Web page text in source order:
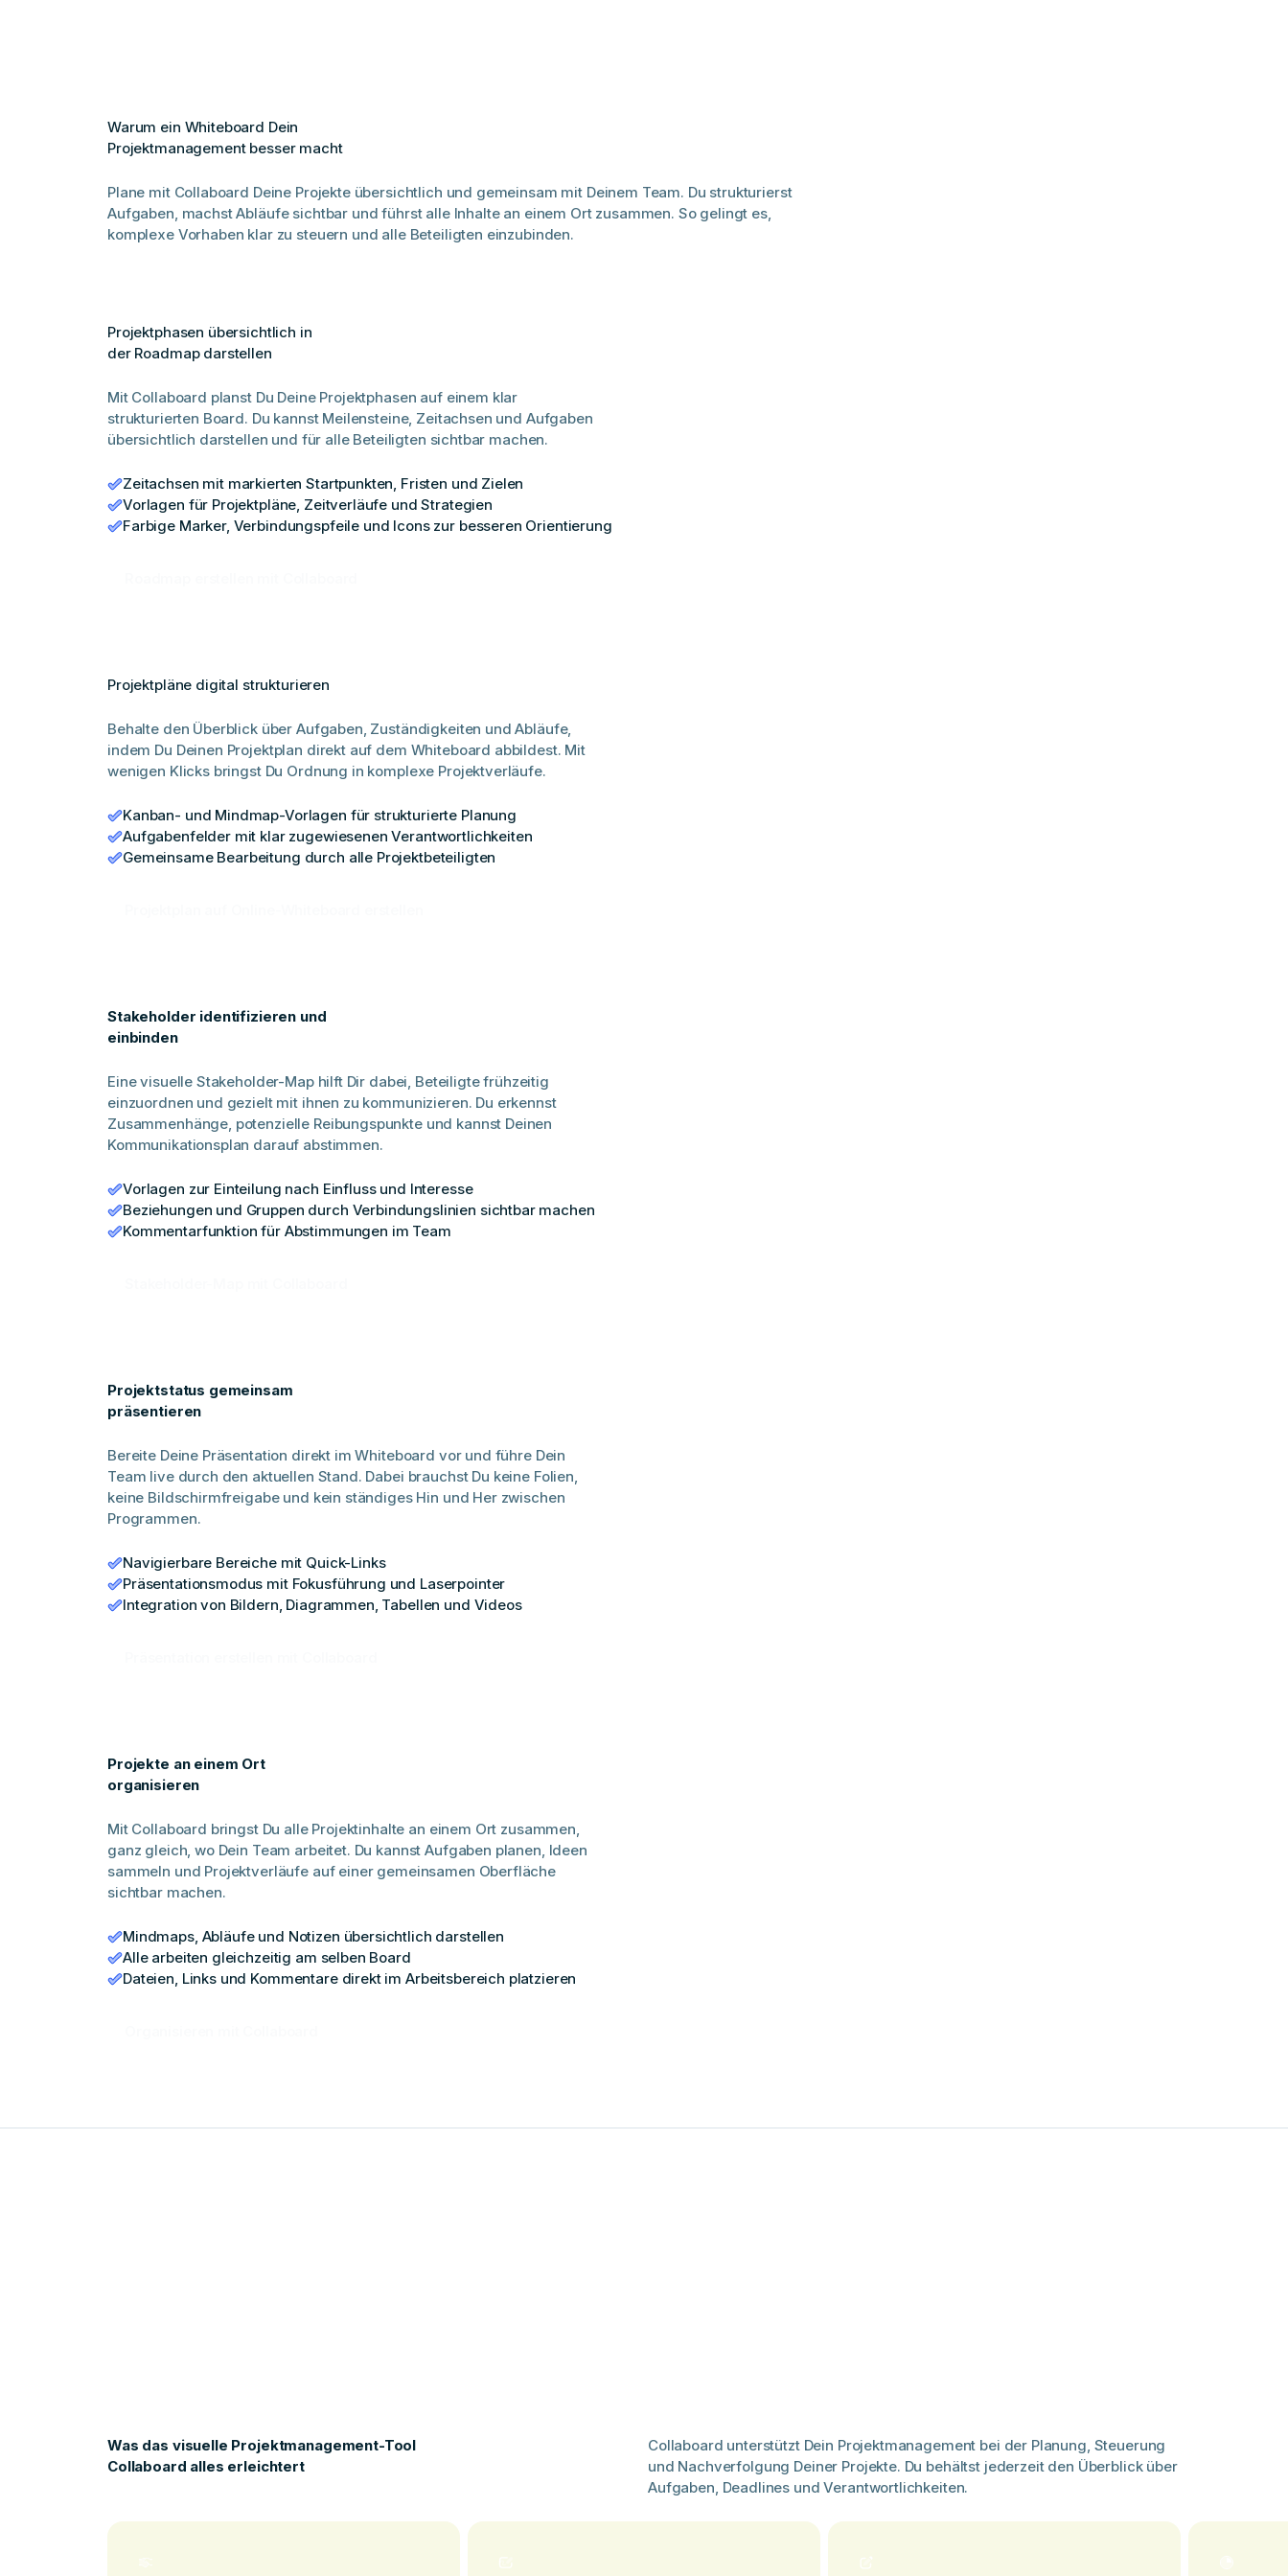
Warum ein Whiteboard Dein
Projektmanagement besser macht
Plane mit Collaboard Deine Projekte übersichtlich und gemeinsam mit Deinem Team. Du strukturierst
Aufgaben, machst Abläufe sichtbar und führst alle Inhalte an einem Ort zusammen. So gelingt es,
komplexe Vorhaben klar zu steuern und alle Beteiligten einzubinden.
Projektphasen übersichtlich in
der Roadmap darstellen
Mit Collaboard planst Du Deine Projektphasen auf einem klar
strukturierten Board. Du kannst Meilensteine, Zeitachsen und Aufgaben
übersichtlich darstellen und für alle Beteiligten sichtbar machen.
Zeitachsen mit markierten Startpunkten, Fristen und Zielen
Vorlagen für Projektpläne, Zeitverläufe und Strategien
Farbige Marker, Verbindungspfeile und Icons zur besseren Orientierung
Projektpläne digital strukturieren
Behalte den Überblick über Aufgaben, Zuständigkeiten und Abläufe,
indem Du Deinen Projektplan direkt auf dem Whiteboard abbildest. Mit
wenigen Klicks bringst Du Ordnung in komplexe Projektverläufe.
Kanban- und Mindmap-Vorlagen für strukturierte Planung
Aufgabenfelder mit klar zugewiesenen Verantwortlichkeiten
Gemeinsame Bearbeitung durch alle Projektbeteiligten
Stakeholder identifizieren und
einbinden
Eine visuelle Stakeholder-Map hilft Dir dabei, Beteiligte frühzeitig
einzuordnen und gezielt mit ihnen zu kommunizieren. Du erkennst
Zusammenhänge, potenzielle Reibungspunkte und kannst Deinen
Kommunikationsplan darauf abstimmen.
Vorlagen zur Einteilung nach Einfluss und Interesse
Beziehungen und Gruppen durch Verbindungslinien sichtbar machen
Kommentarfunktion für Abstimmungen im Team
Projektstatus gemeinsam
präsentieren
Bereite Deine Präsentation direkt im Whiteboard vor und führe Dein
Team live durch den aktuellen Stand. Dabei brauchst Du keine Folien,
keine Bildschirmfreigabe und kein ständiges Hin und Her zwischen
Programmen.
Navigierbare Bereiche mit Quick-Links
Präsentationsmodus mit Fokusführung und Laserpointer
Integration von Bildern, Diagrammen, Tabellen und Videos
Projekte an einem Ort
organisieren
Mit Collaboard bringst Du alle Projektinhalte an einem Ort zusammen,
ganz gleich, wo Dein Team arbeitet. Du kannst Aufgaben planen, Ideen
sammeln und Projektverläufe auf einer gemeinsamen Oberfläche
sichtbar machen.
Mindmaps, Abläufe und Notizen übersichtlich darstellen
Alle arbeiten gleichzeitig am selben Board
Dateien, Links und Kommentare direkt im Arbeitsbereich platzieren
Was das visuelle Projektmanagement-Tool
Collaboard alles erleichtert
Collaboard unterstützt Dein Projektmanagement bei der Planung, Steuerung
und Nachverfolgung Deiner Projekte. Du behältst jederzeit den Überblick über
Aufgaben, Deadlines und Verantwortlichkeiten.